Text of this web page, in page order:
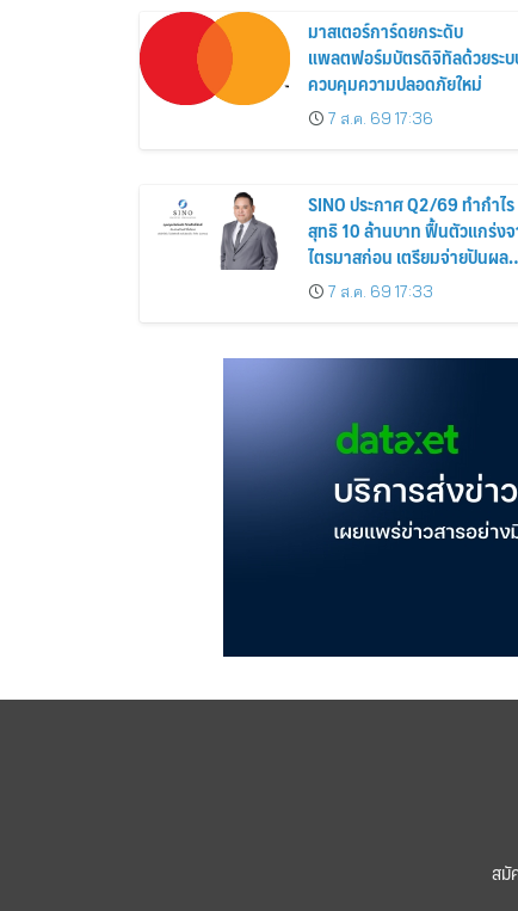
มาสเตอร์การ์ดยกระดับ
แพลตฟอร์มบัตรดิจิทัลด้วยระ
ควบคุมความปลอดภัยใหม่
7 ส.ค. 69 17:36
SINO ประกาศ Q2/69 ทำกำไร
สุทธิ 10 ล้านบาท ฟื้นตัวแกร่ง
ไตรมาสก่อน เตรียมจ่ายปันผล
ระหว่างกาล 0.014423 บาทต่อ
ครึ่งปีหลังมุ่งเติบโตต่อเนื่อง
7 ส.ค. 69 17:33
สมั